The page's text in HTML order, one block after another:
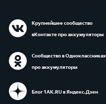
Крупнейшее сообщество
вКонтакте про аккумуляторы
Сообщество в Одноклассниках
про аккумуляторы
Блог 1АК.RU в Яндекс.Дзен